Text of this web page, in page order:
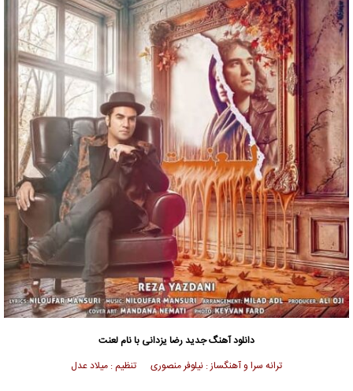
دانلود آهنگ جدیدرضا یزدانی با نام لعنت
ترانه سرا و آهنگساز : نیلوفر منصوری تنظیم : میلاد عدل